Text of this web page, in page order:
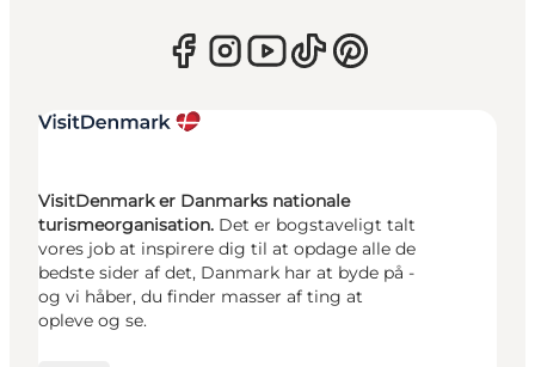
VisitDenmark er Danmarks nationale
turismeorganisation. Det er bogstaveligt talt
vores job at inspirere dig til at opdage alle de
bedste sider af det, Danmark har at byde på -
og vi håber, du finder masser af ting at
opleve og se.